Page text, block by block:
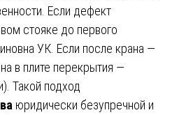
Если дефект
стояке до первого
УК. Если после крана —
в плите перекрытия —
Такой подход
юридически безупречной и